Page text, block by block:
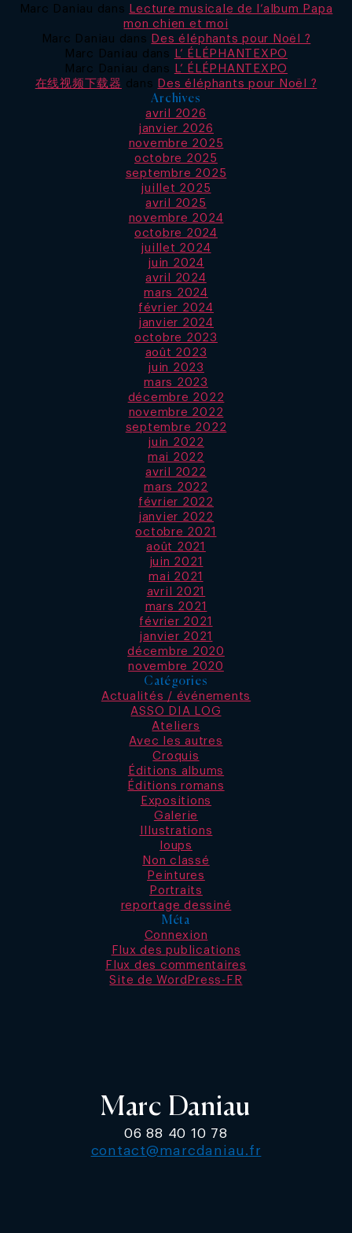
Marc Daniau dans
Lecture musicale de l’album Papa
mon chien et moi
Marc Daniau dans Des éléphants pour Noël ?
Marc Daniau dans
L’ ÉLÉPHANTEXPO
Marc Daniau dans
L’ ÉLÉPHANTEXPO
在线视频下载器 dans Des éléphants pour Noël ?
Archives
avril 2026
janvier 2026
novembre 2025
octobre 2025
septembre 2025
juillet 2025
avril 2025
novembre 2024
octobre 2024
juillet 2024
juin 2024
avril 2024
mars 2024
février 2024
janvier 2024
octobre 2023
août 2023
juin 2023
mars 2023
décembre 2022
novembre 2022
septembre 2022
juin 2022
mai 2022
avril 2022
mars 2022
février 2022
janvier 2022
octobre 2021
août 2021
juin 2021
mai 2021
avril 2021
mars 2021
février 2021
janvier 2021
décembre 2020
novembre 2020
Catégories
Actualités / événements
ASSO DIA LOG
Ateliers
Avec les autres
Croquis
Éditions albums
Éditions romans
Expositions
Galerie
Illustrations
loups
Non classé
Peintures
Portraits
reportage dessiné
Méta
Connexion
Flux des publications
Flux des commentaires
Site de WordPress-FR
Marc Daniau
06 88 40 10 78
contact@marcdaniau.fr